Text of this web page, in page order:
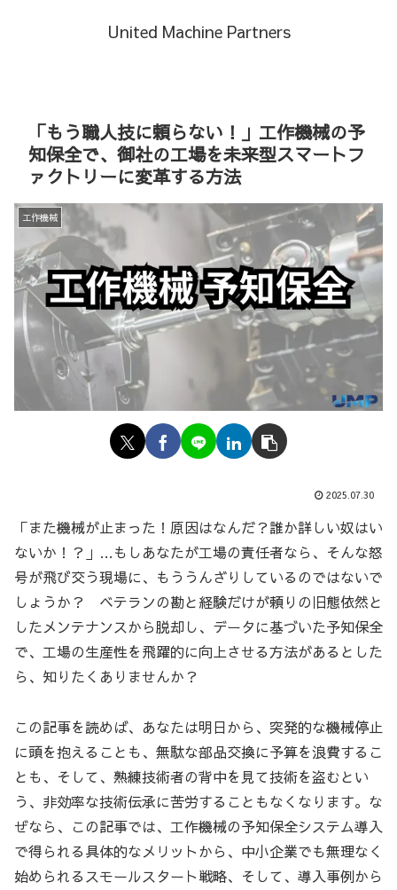
United Machine Partners
「もう職人技に頼らない！」工作機械の予
知保全で、御社の工場を未来型スマートフ
ァクトリーに変革する方法
工作機械
2025.07.30
「また機械が止まった！原因はなんだ？誰か詳しい奴はい
ないか！？」…もしあなたが工場の責任者なら、そんな怒
号が飛び交う現場に、もううんざりしているのではないで
しょうか？ ベテランの勘と経験だけが頼りの旧態依然と
したメンテナンスから脱却し、データに基づいた予知保全
で、工場の生産性を飛躍的に向上させる方法があるとした
ら、知りたくありませんか？
この記事を読めば、あなたは明日から、突発的な機械停止
に頭を抱えることも、無駄な部品交換に予算を浪費するこ
とも、そして、熟練技術者の背中を見て技術を盗むとい
う、非効率な技術伝承に苦労することもなくなります。な
ぜなら、この記事では、工作機械の予知保全システム導入
で得られる具体的なメリットから、中小企業でも無理なく
始められるスモールスタート戦略、そして、導入事例から